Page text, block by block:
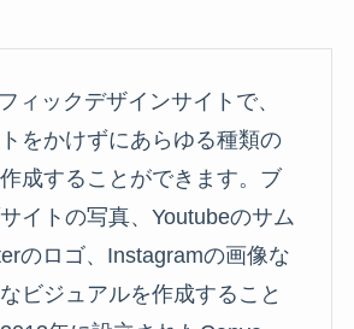
ィックデザインサイトで、
をかけずにあらゆる種類の
成することができます。ブ
イトの写真、Youtubeのサム
のロゴ、Instagramの画像な
ビジュアルを作成すること